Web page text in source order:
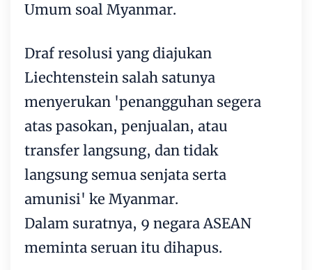
Umum soal Myanmar.
Draf resolusi yang diajukan
Liechtenstein salah satunya
menyerukan 'penangguhan segera
atas pasokan, penjualan, atau
transfer langsung, dan tidak
langsung semua senjata serta
amunisi' ke Myanmar.
Dalam suratnya, 9 negara ASEAN
meminta seruan itu dihapus.